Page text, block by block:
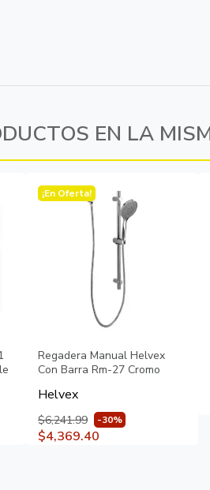
EN LA
¡En Oferta!
Regadera Manual Helvex
Con Barra Rm-27 Cromo
Helvex
$6,241.99 -30%
$4,369.40